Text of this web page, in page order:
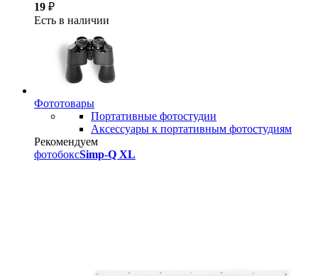
19 ₽
Есть в наличии
Фототовары
Портативные фотостудии
Аксессуары к портативным фотостудиям
Рекомендуем
фотобоксSimp-Q XL